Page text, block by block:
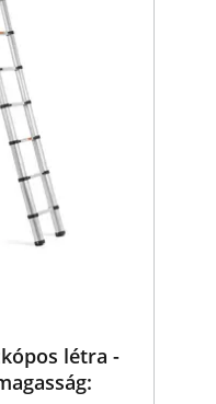
létra -